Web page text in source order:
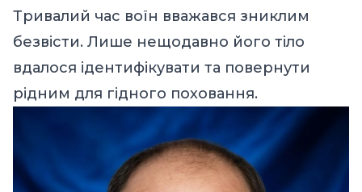
Тривалий час воїн вважався зниклим
безвісти. Лише нещодавно його тіло
вдалося ідентифікувати та повернути
рідним для гідного поховання.